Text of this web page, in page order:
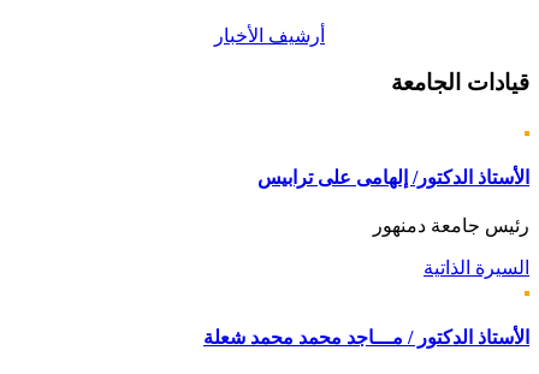
أرشيف الأخبار
قيادات الجامعة
الأستاذ الدكتور/ إلهامى على ترابيس
رئيس جامعة دمنهور
السيرة الذاتية
الأستاذ الدكتور / مـــاجد محمد محمد شعلة